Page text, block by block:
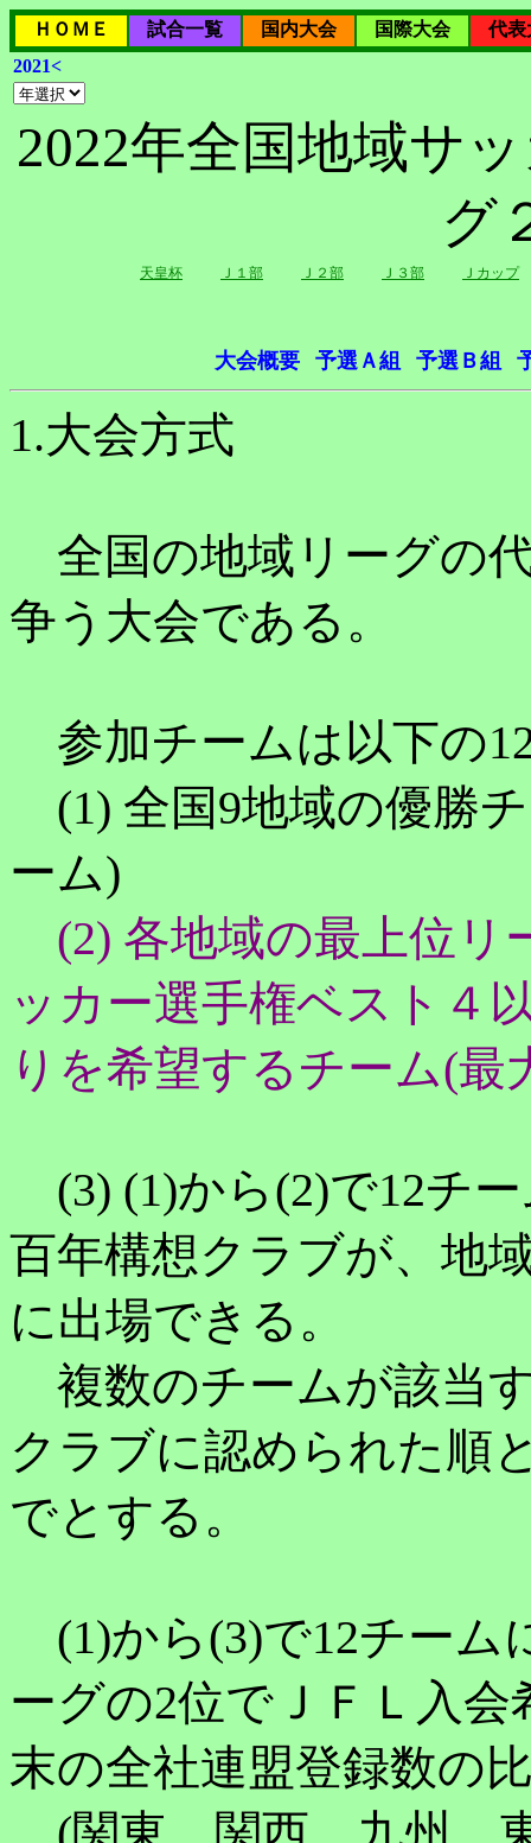
ＨＯＭＥ 試合一覧 国内大会 国際大会
代表
2021<
2022年全国地域サ
グ
天皇杯 Ｊ１部 Ｊ２部 Ｊ３部 Ｊカップ
大会概要 予選Ａ組 予選Ｂ組
1.大会方式
全国の地域リーグの
争う大会である。
参加チームは以下の
(1) 全国9地域の優勝
ーム)
(2) 各地域の最上位リ
ッカー選手権ベスト４
りを希望するチーム(最
(3) (1)から(2)で12チ
百年構想クラブが、地
に出場できる。
複数のチームが該当
クラブに認められた順
でとする。
(1)から(3)で12チーム
ーグの2位でＪＦＬ入会
末の全社連盟登録数の